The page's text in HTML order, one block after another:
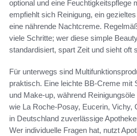
optional und eine Feuchtigkeitspflege
empfiehlt sich Reinigung, ein
eine nährende Nachtcreme.
viele Schritte; wer diese simple
standardisiert, spart Zeit und sieht oft
Für unterwegs sind
praktisch. Eine leichte BB-Creme mit
und Make-up, während
wie La Roche-Posay, Eucerin, Vichy,
in Deutschland zuverlässige
Wer individuelle Fragen hat, nutzt